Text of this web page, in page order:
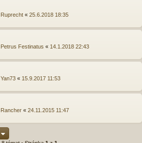
Ruprecht « 25.6.2018 18:35
Petrus Festinatus « 14.1.2018 22:43
Yan73 « 15.9.2017 11:53
Rancher « 24.11.2015 11:47